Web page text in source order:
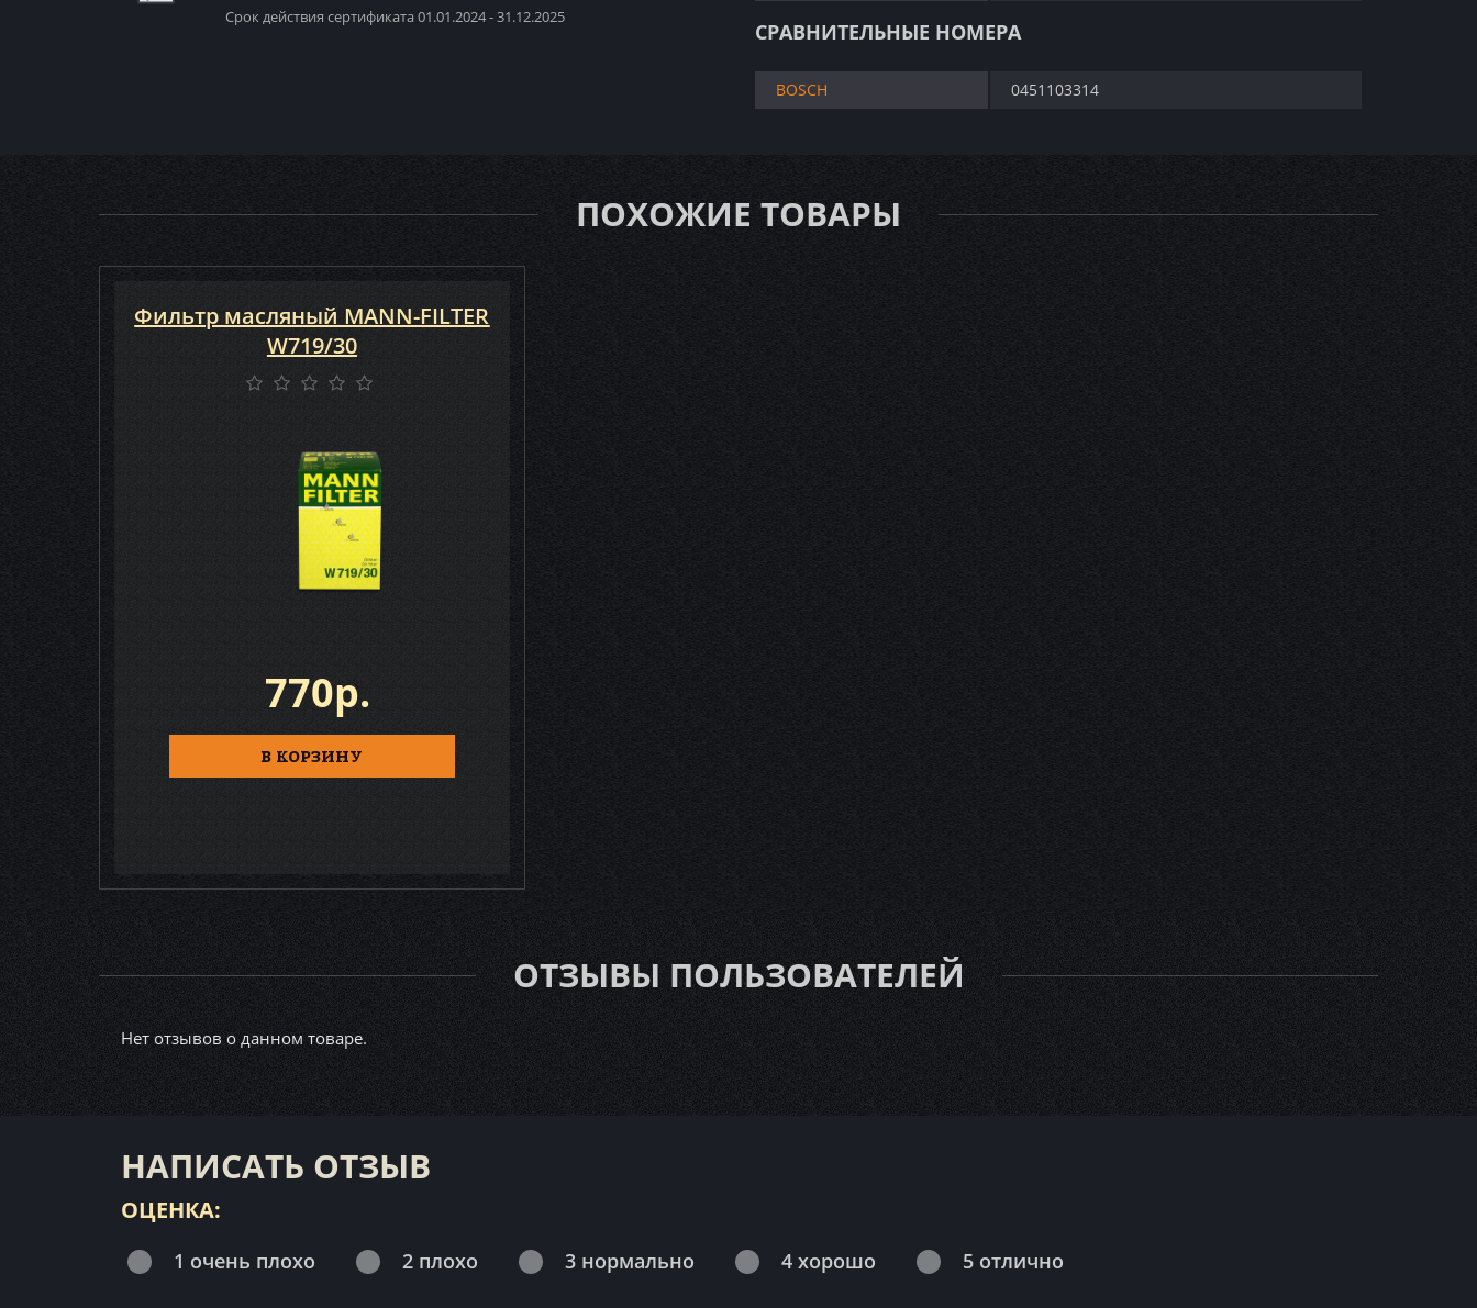
Срок действия сертификата 01.01.2024 - 31.12.2025
СРАВНИТЕЛЬНЫЕ НОМЕРА
BOSCH 0451103314
ПОХОЖИЕ ТОВАРЫ
Фильтр масляный MANN-FILTER
W719/30
770р.
В КОРЗИНУ
ОТЗЫВЫ ПОЛЬЗОВАТЕЛЕЙ
Нет отзывов о данном товаре.
НАПИСАТЬ ОТЗЫВ
ОЦЕНКА:
1 очень плохо 2 плохо 3 нормально 4 хорошо 5 отлично